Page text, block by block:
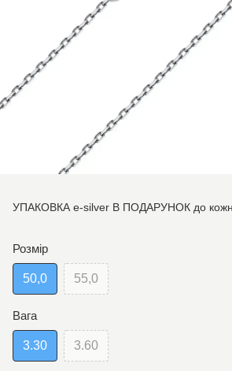
УПАКОВКА e-silver В ПОДАРУНОК до
Розмір
50,0 55,0
Вага
3.30 3.60